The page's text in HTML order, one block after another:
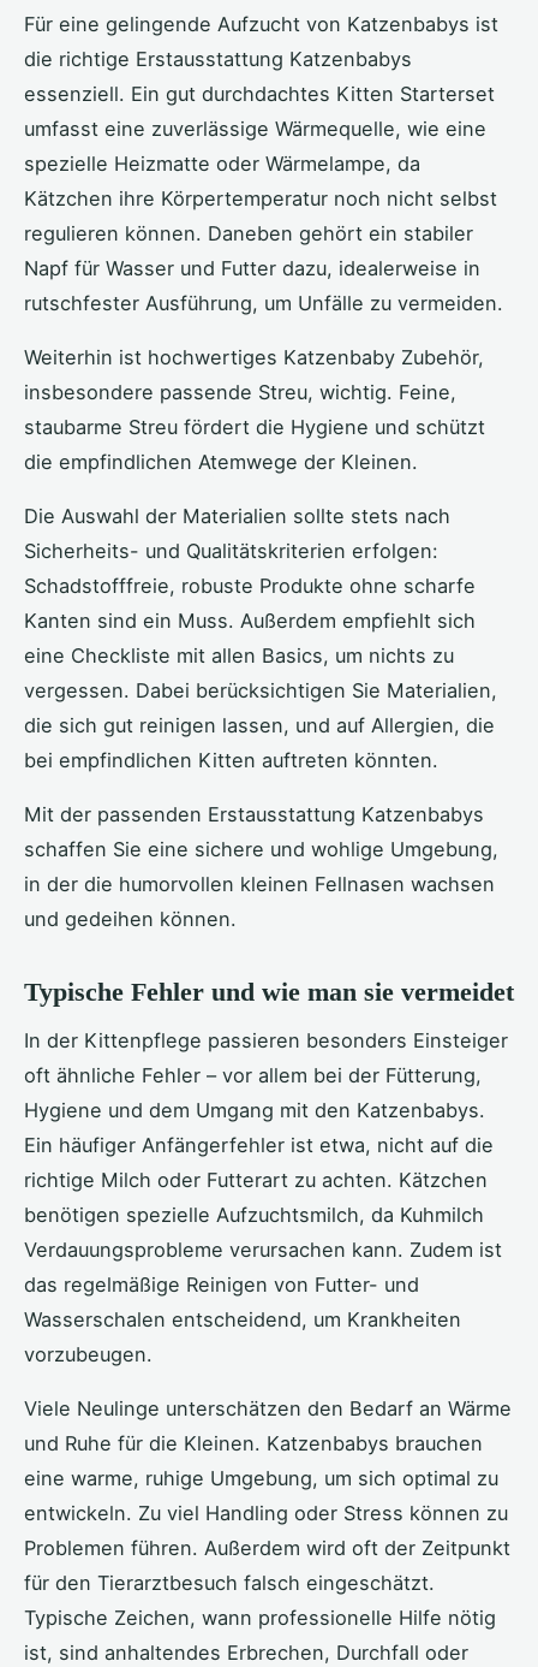
Für eine gelingende Aufzucht von Katzenbabys ist
die richtige Erstausstattung Katzenbabys
essenziell. Ein gut durchdachtes Kitten Starterset
umfasst eine zuverlässige Wärmequelle, wie eine
spezielle Heizmatte oder Wärmelampe, da
Kätzchen ihre Körpertemperatur noch nicht selbst
regulieren können. Daneben gehört ein stabiler
Napf für Wasser und Futter dazu, idealerweise in
rutschfester Ausführung, um Unfälle zu vermeiden.
Weiterhin ist hochwertiges Katzenbaby Zubehör,
insbesondere passende Streu, wichtig. Feine,
staubarme Streu fördert die Hygiene und schützt
die empfindlichen Atemwege der Kleinen.
Die Auswahl der Materialien sollte stets nach
Sicherheits- und Qualitätskriterien erfolgen:
Schadstofffreie, robuste Produkte ohne scharfe
Kanten sind ein Muss. Außerdem empfiehlt sich
eine Checkliste mit allen Basics, um nichts zu
vergessen. Dabei berücksichtigen Sie Materialien,
die sich gut reinigen lassen, und auf Allergien, die
bei empfindlichen Kitten auftreten könnten.
Mit der passenden Erstausstattung Katzenbabys
schaffen Sie eine sichere und wohlige Umgebung,
in der die humorvollen kleinen Fellnasen wachsen
und gedeihen können.
Typische Fehler und wie man sie vermeidet
In der Kittenpflege passieren besonders Einsteiger
oft ähnliche Fehler – vor allem bei der Fütterung,
Hygiene und dem Umgang mit den Katzenbabys.
Ein häufiger Anfängerfehler ist etwa, nicht auf die
richtige Milch oder Futterart zu achten. Kätzchen
benötigen spezielle Aufzuchtsmilch, da Kuhmilch
Verdauungsprobleme verursachen kann. Zudem ist
das regelmäßige Reinigen von Futter- und
Wasserschalen entscheidend, um Krankheiten
vorzubeugen.
Viele Neulinge unterschätzen den Bedarf an Wärme
und Ruhe für die Kleinen. Katzenbabys brauchen
eine warme, ruhige Umgebung, um sich optimal zu
entwickeln. Zu viel Handling oder Stress können zu
Problemen führen. Außerdem wird oft der Zeitpunkt
für den Tierarztbesuch falsch eingeschätzt.
Typische Zeichen, wann professionelle Hilfe nötig
ist, sind anhaltendes Erbrechen, Durchfall oder